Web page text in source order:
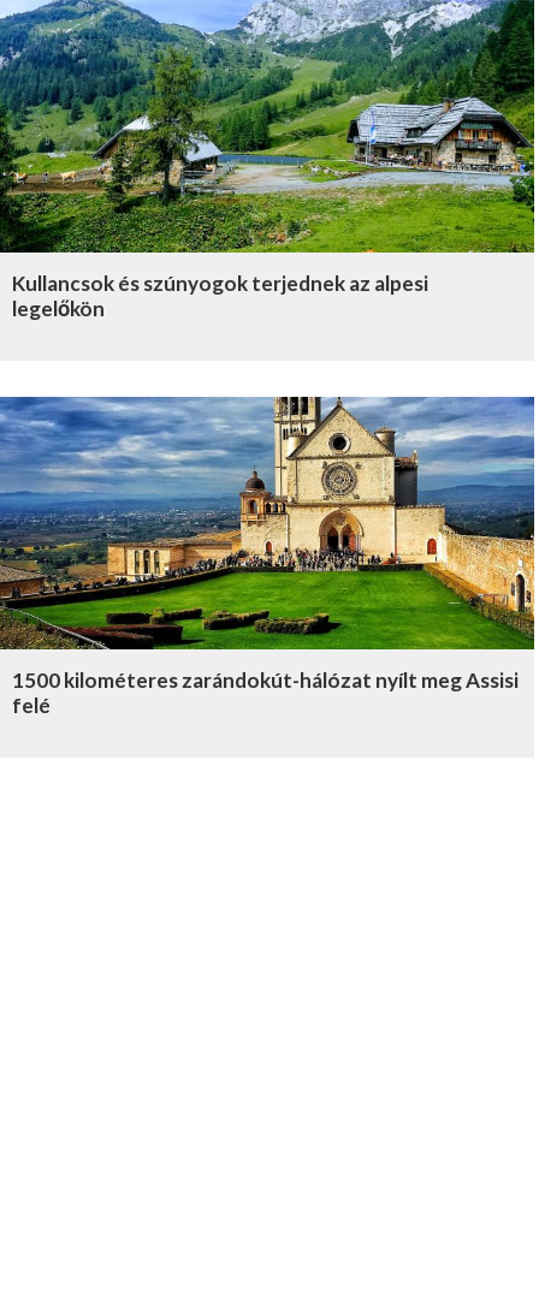
Kullancsok és szúnyogok terjednek az alpesi
legelőkön
1500 kilométeres zarándokút-hálózat nyílt meg Assisi
felé